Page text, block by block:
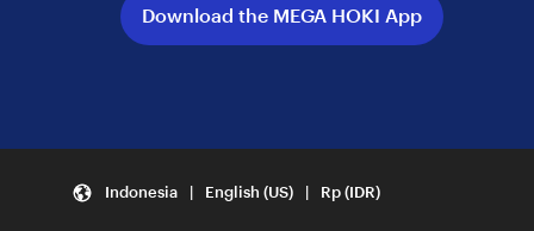
Download the MEGA HOKI App
Indonesia | English (US) | Rp (IDR)